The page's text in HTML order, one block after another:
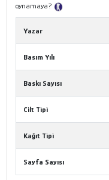
oynamaya?
Yazar
Basım Yılı
Baskı Sayısı
Cilt Tipi
Kağıt Tipi
Sayfa Sayısı